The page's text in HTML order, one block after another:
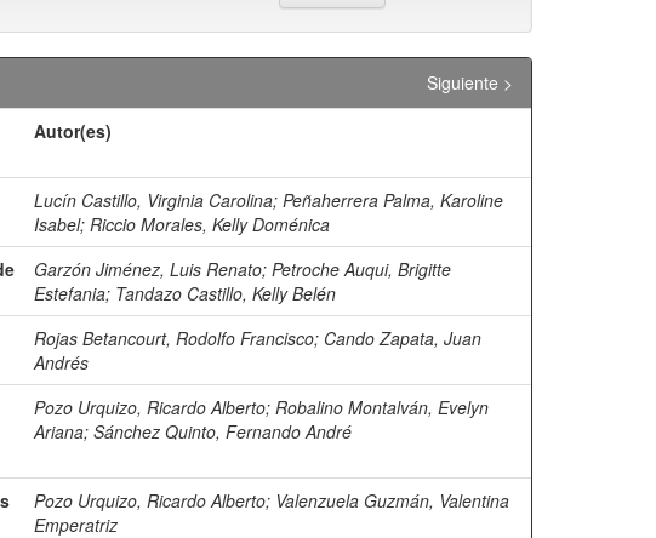
Siguiente >
Autor(es)
Lucín Castillo, Virginia Carolina; Peñaherrera Palma, Karoline
Isabel; Riccio Morales, Kelly Doménica
Garzón Jiménez, Luis Renato; Petroche Auqui, Brigitte
Estefania; Tandazo Castillo, Kelly Belén
Rojas Betancourt, Rodolfo Francisco; Cando Zapata, Juan
Andrés
Pozo Urquizo, Ricardo Alberto; Robalino Montalván, Evelyn
Ariana; Sánchez Quinto, Fernando André
Pozo Urquizo, Ricardo Alberto; Valenzuela Guzmán, Valentina
Emperatriz